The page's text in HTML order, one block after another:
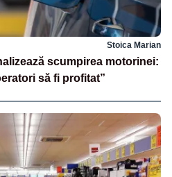
Stoica Marian
scumpirea motorinei:
să fi profitat”